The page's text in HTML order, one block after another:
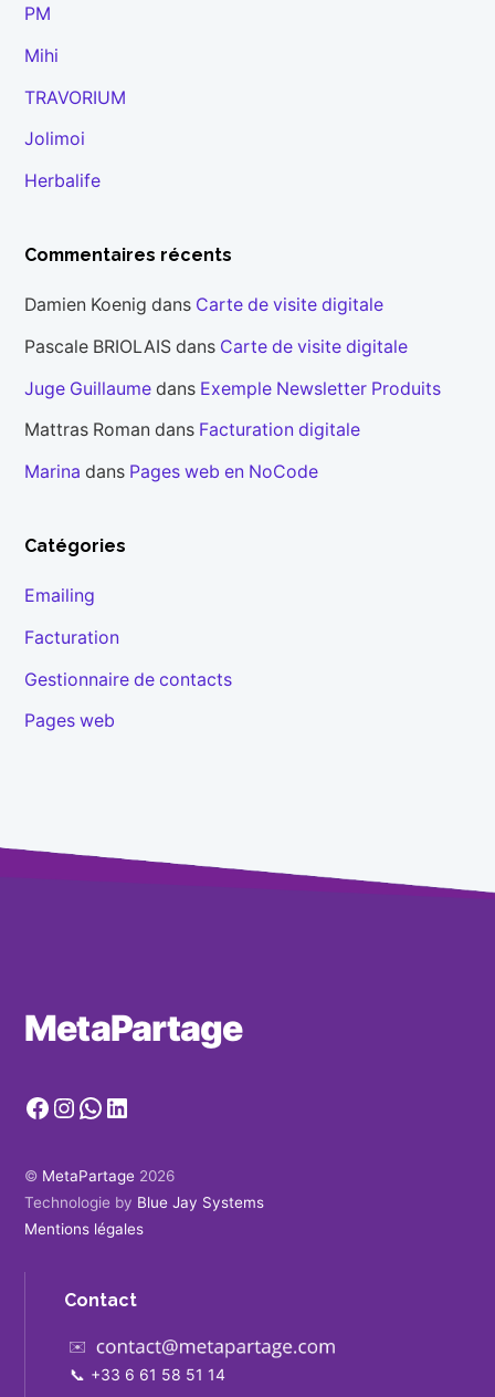
PM
Mihi
TRAVORIUM
Jolimoi
Herbalife
Commentaires récents
Damien Koenig dans Carte de visite digitale
Pascale BRIOLAIS dans Carte de visite digitale
Juge Guillaume dans Exemple Newsletter Produits
Mattras Roman dans Facturation digitale
Marina dans Pages web en NoCode
Catégories
Emailing
Facturation
Gestionnaire de contacts
Pages web
MetaPartage
Facebook
Instagram
WhatsApp
LinkedIn
© MetaPartage 2026
Technologie by Blue Jay Systems
Mentions légales
Contact
✉️
📞 +33 6 61 58 51 14